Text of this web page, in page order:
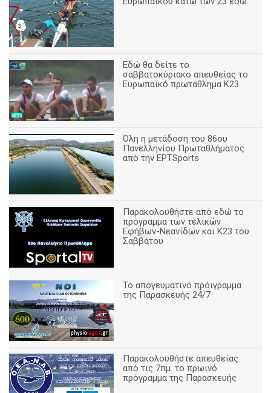
Εδώ θα δείτε το
σαββατοκύριακο απευθείας το
Ευρωπαϊκό πρωτάθλημα Κ23
Όλη η μετάδοση του 86ου
Πανελληνίου Πρωταθλήματος
από την ΕΡΤSports
Παρακολουθήστε από εδώ το
πρόγραμμα των τελικών
Εφήβων-Νεανίδων και Κ23 του
Σαββάτου
Το απογευματινό πρόιγραμμα
της Παρασκευής 24/7
Παρακολουθήστε απευθείας
από τις 7πμ. το πρωινό
πρόγραμμα της Παρασκευής